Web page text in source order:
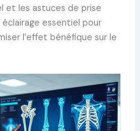
et les astuces de prise
essentiel pour
l’effet bénéfique sur le